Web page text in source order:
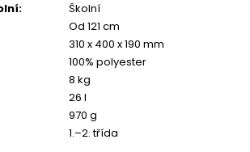
:
Školní
Od 121 cm
310 x 400 x 190 mm
100% polyester
8 kg
26 l
970 g
1.–2. třída